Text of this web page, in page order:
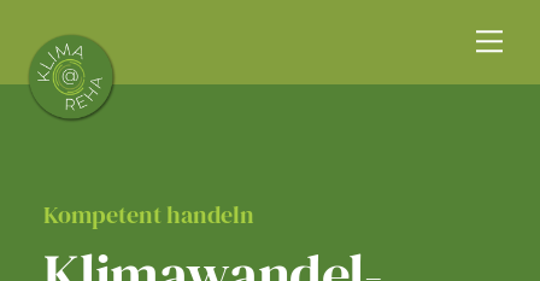
content
Kompetent handeln